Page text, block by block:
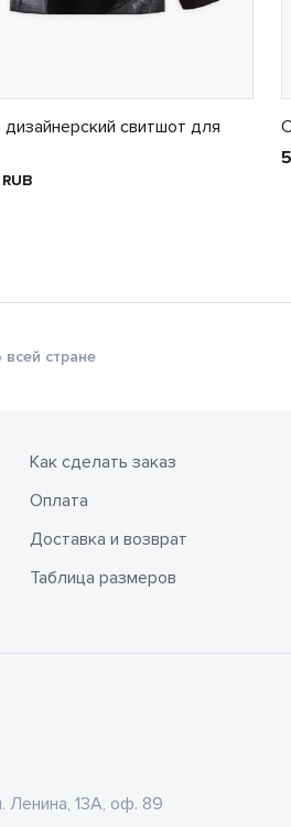
свитшот для
RUB
стране
Как сделать заказ
Оплата
Доставка и возврат
Таблица размеров
Ленина, 13А, оф. 89